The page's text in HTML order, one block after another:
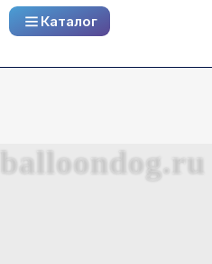
Каталог
Каталог
balloondog.ru